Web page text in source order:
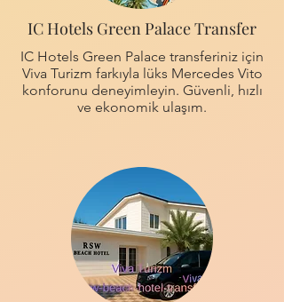
IC Hotels Green Palace Transfer
IC Hotels Green Palace transferiniz için
Viva Turizm farkıyla lüks Mercedes Vito
konforunu deneyimleyin. Güvenli, hızlı
ve ekonomik ulaşım.